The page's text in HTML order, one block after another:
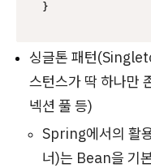
싱글톤 패턴
스턴스가 딱 하나만
넥션 풀 등)
Spring에서의 활
너)는 Bean을 기